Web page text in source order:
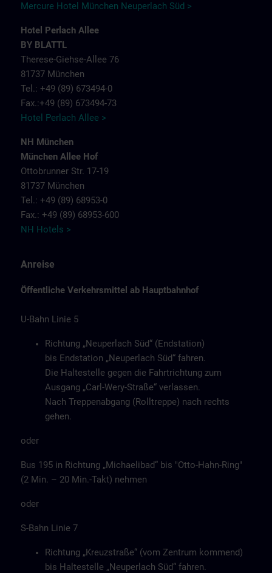
Mercure Hotel München Neuperlach Süd >
Hotel Perlach Allee
BY BLATTL
Therese-Giehse-Allee 76
81737 München
Tel.: +49 (89) 673494-0
Fax.:+49 (89) 673494-73
Hotel Perlach Allee >
NH München
München Allee Hof
Ottobrunner Str. 17-19
81737 München
Tel.: +49 (89) 68953-0
Fax.: +49 (89) 68953-600
NH Hotels >
Anreise
Öffentliche Verkehrsmittel ab Hauptbahnhof
U-Bahn Linie 5
Richtung „Neuperlach Süd“ (Endstation)
bis Endstation „Neuperlach Süd“ fahren.
Die Haltestelle gegen die Fahrtrichtung zum
Ausgang „Carl-Wery-Straße“ verlassen.
Nach Treppenabgang (Rolltreppe) nach rechts
gehen.
oder
Bus 195 in Richtung „Michaelibad“ bis "Otto-Hahn-Ring"
(2 Min. – 20 Min.-Takt) nehmen
oder
S-Bahn Linie 7
Richtung „Kreuzstraße“ (vom Zentrum kommend)
bis Haltestelle „Neuperlach Süd“ fahren.